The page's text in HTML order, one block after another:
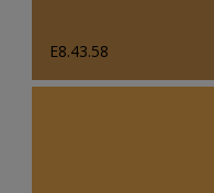
E8.43.58